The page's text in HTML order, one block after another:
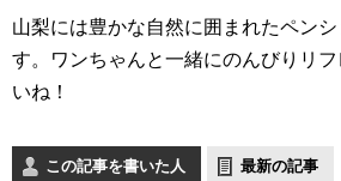
山梨には豊かな自然に囲まれたペン
す。ワンちゃんと一緒にのんびりリ
いね！
この記事を書いた人 最新の記事